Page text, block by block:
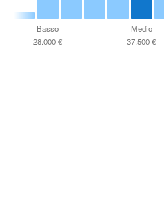
Basso
28.000 €
Medio
37.500 €